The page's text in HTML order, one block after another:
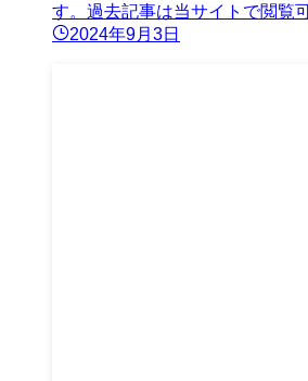
す。過去記事は当サイトで閲覧
2024年9月3日